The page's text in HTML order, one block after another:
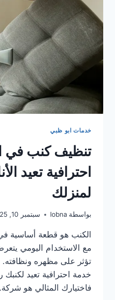
خدمات ابو ظبي
تنظيف كنب في
احترافية تعيد
لمنزلك
بواسطة lobna سبتمبر 10, 2025
الكنب هو قطعة أساسية
مع الاستخدام اليومي
تؤثر على مظهره
خدمة احترافية تعيد لكنبك
فاختيارك المثالي هو